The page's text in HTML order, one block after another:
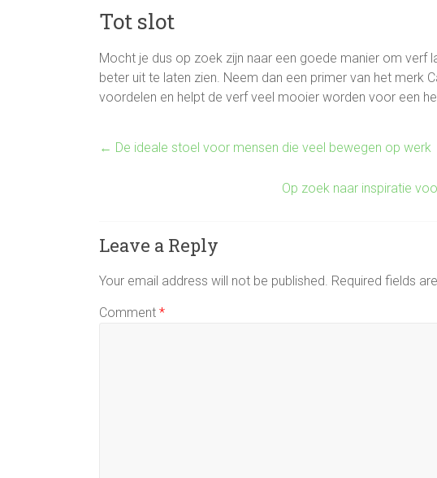
Tot slot
Mocht je dus op zoek zijn naar een goede manier om verf
beter uit te laten zien. Neem dan een primer van het merk
voordelen en helpt de verf veel mooier worden voor een
← De ideale stoel voor mensen die veel bewegen op werk
Op zoek naar inspiratie
Leave a Reply
Your email address will not be published. Required fields
Comment *